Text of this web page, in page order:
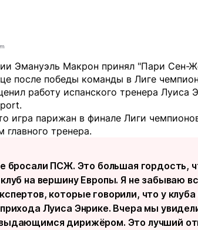
Эмануэль Макрон принял "Пари Сен-
после победы команды в Лиге
работу испанского тренера Луиса
.
игра парижан в финале Лиги
главного тренера.
бросали ПСЖ. Это большая гордость,
на вершину Европы. Я не забываю
которые говорили, что у
Луиса Энрике. Вчера мы
дирижёром. Это лучший